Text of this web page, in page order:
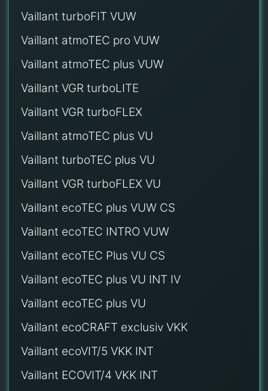
Vaillant turboFIT VUW
Vaillant atmoTEC pro VUW
Vaillant atmoTEC plus VUW
Vaillant VGR turboLITE
Vaillant VGR turboFLEX
Vaillant atmoTEC plus VU
Vaillant turboTEC plus VU
Vaillant VGR turboFLEX VU
Vaillant ecoTEC plus VUW CS
Vaillant ecoTEC INTRO VUW
Vaillant ecoTEC Plus VU CS
Vaillant ecoTEC plus VU INT IV
Vaillant ecoTEC plus VU
Vaillant ecoCRAFT exclusiv VKK
Vaillant ecoVIT/5 VKK INT
Vaillant ECOVIT/4 VKK INT